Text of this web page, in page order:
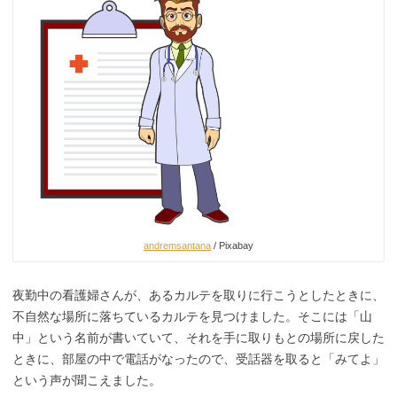
andremsantana / Pixabay
夜勤中の看護婦さんが、あるカルテを取りに行こうとしたときに、
不自然な場所に落ちているカルテを見つけました。そこには「山
中」という名前が書いていて、それを手に取りもとの場所に戻した
ときに、部屋の中で電話がなったので、受話器を取ると「みてよ」
という声が聞こえました。